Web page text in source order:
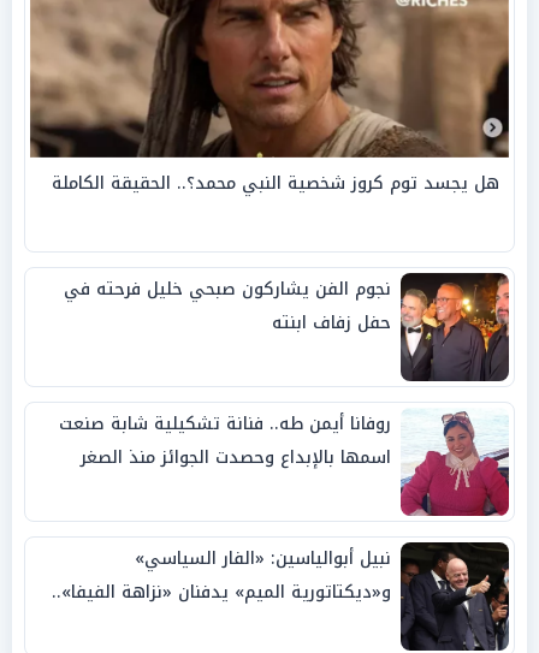
هل يجسد توم كروز شخصية النبي محمد؟.. الحقيقة الكاملة
نجوم الفن يشاركون صبحي خليل فرحته في
حفل زفاف ابنته
روفانا أيمن طه.. فنانة تشكيلية شابة صنعت
اسمها بالإبداع وحصدت الجوائز منذ الصغر
نبيل أبوالياسين: «الفار السياسي»
و«ديكتاتورية الميم» يدفنان «نزاهة الفيفا»..